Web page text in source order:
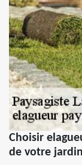
Choisir
de votre